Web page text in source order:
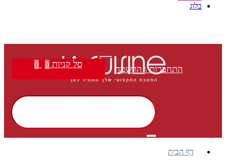
בלוג
התחברות \ הרשמה סל קניות 0
0
דף הבית